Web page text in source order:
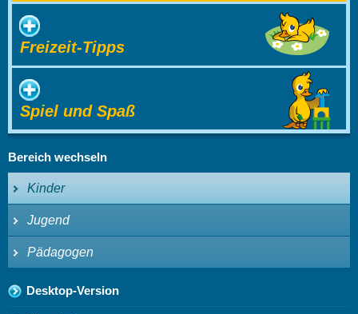
Freizeit-Tipps
Spiel und Spaß
Bereich wechseln
Kinder
Jugend
Pädagogen
Desktop-Version